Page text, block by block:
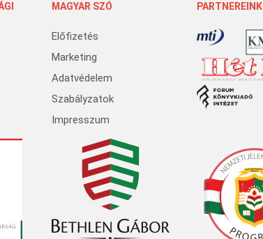
MAGYAR SZÓ
Előfizetés
Marketing
Adatvédelem
Szabályzatok
Impresszum
PARTNEREINK